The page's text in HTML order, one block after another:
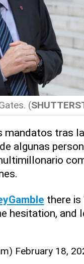
(
mandatos tras
algunas
there is
hesitation, and
February 18,